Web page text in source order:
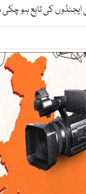
کی تابع ہو چکی